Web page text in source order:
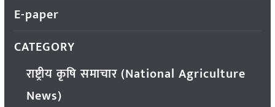
E-paper
CATEGORY
राष्ट्रीय कृषि समाचार (National Agriculture
News)